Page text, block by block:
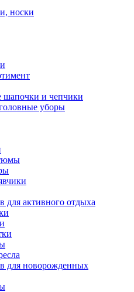
носки
шапочки и чепчики
уборы
для активного отдыха
для новорожденных